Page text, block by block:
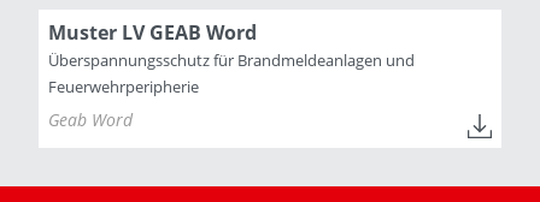
Muster LV GEAB Word
Überspannungsschutz für Brandmeldeanlagen und
Feuerwehrperipherie
Geab Word